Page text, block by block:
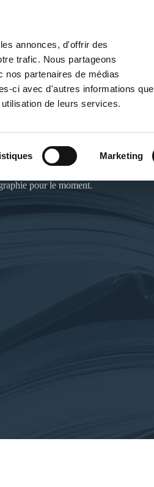
annonces, d'offrir des
trafic. Nous partageons
nos partenaires de médias
ci avec d'autres informations que
de leurs services.
Marketing
LIBRAIRIE
pour le moment.